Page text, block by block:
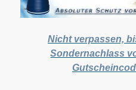
Nicht verpassen,
Sondernachlass